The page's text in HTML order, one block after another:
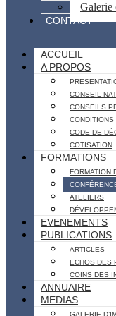
Galerie
CONTACT
ACCUEIL
A PROPOS
CONSEIL
CONSEILS
CONDITIONS
CODE DE
COTISATION
FORMATIONS
FORMATION
ATELIERS
EVENEMENTS
PUBLICATIONS
ARTICLES
ECHOS DES
COINS DES
ANNUAIRE
MEDIAS
GALERIE